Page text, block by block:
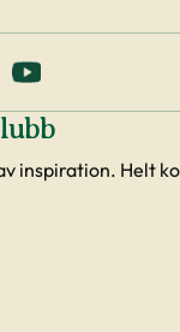
inspiration. Helt